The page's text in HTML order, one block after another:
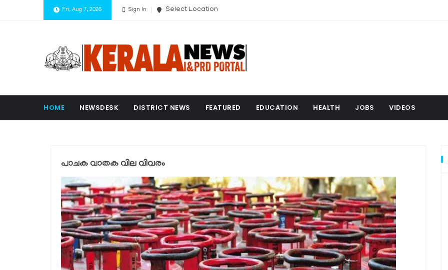
Fri, Aug 7, 2026 Sign In Select Location
HOME NEWSDESK DISTRICT NEWS FEATURED EDUCATION HEALTH JOBS VIDEOS
പാചക വാതക വില വിവരം